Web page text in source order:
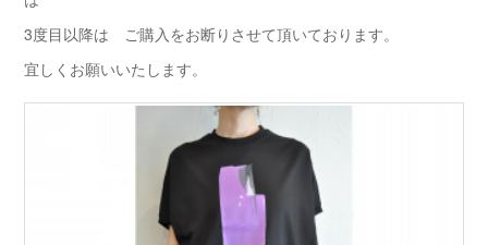
3度目以降は ご購入をお断りさせて頂いております。
宜しくお願いいたします。